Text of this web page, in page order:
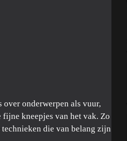
over onderwerpen als vuur,
kneepjes van het vak. Zo
technieken die van belang zijn